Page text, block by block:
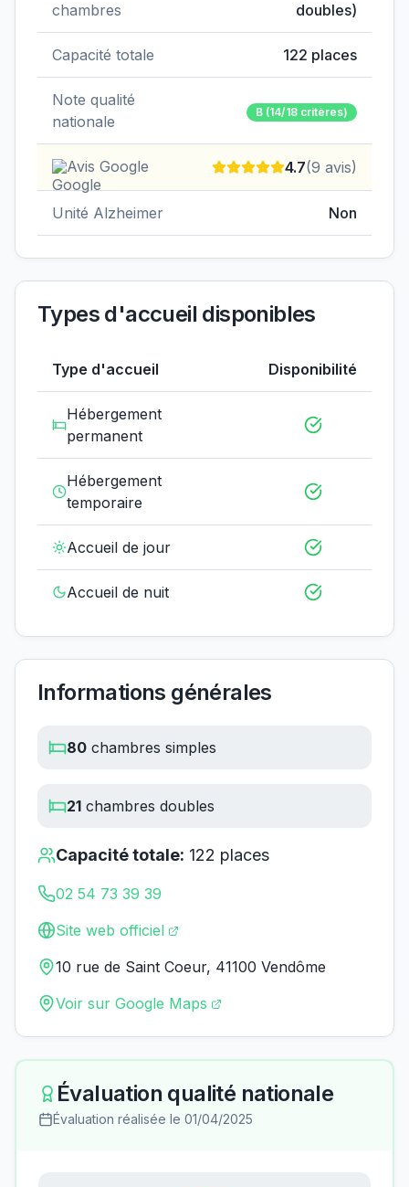
chambres
doubles)
Capacité totale 122 places
Note qualité
nationale
B (14/18 critères)
Avis Google 4.7(9 avis)
Unité Alzheimer Non
Types d'accueil disponibles
Type d'accueil Disponibilité
Hébergement
permanent
Hébergement
temporaire
Accueil de jour
Accueil de nuit
Informations générales
80 chambres simples
21 chambres doubles
Capacité totale: 122 places
02 54 73 39 39
Site web officiel
10 rue de Saint Coeur, 41100 Vendôme
Voir sur Google Maps
Évaluation qualité nationale
Évaluation réalisée le 01/04/2025